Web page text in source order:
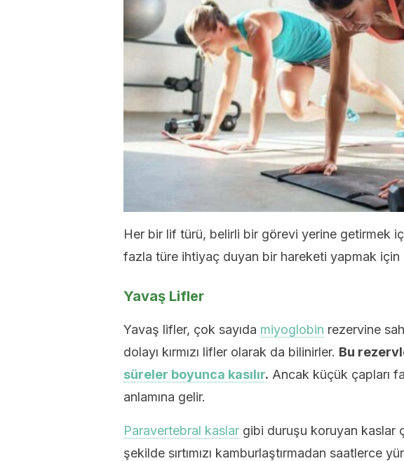
Her bir lif türü, belirli bir görevi yerine getirmek
fazla türe ihtiyaç duyan bir hareketi yapmak için
Yavaş Lifler
Yavaş lifler, çok sayıda miyoglobin rezervine
dolayı kırmızı lifler olarak da bilinirler. Bu
süreler boyunca kasılır. Ancak küçük çapları
anlamına gelir.
Paravertebral kaslar gibi duruşu koruyan kaslar
şekilde sırtımızı kamburlaştırmadan saatlerce